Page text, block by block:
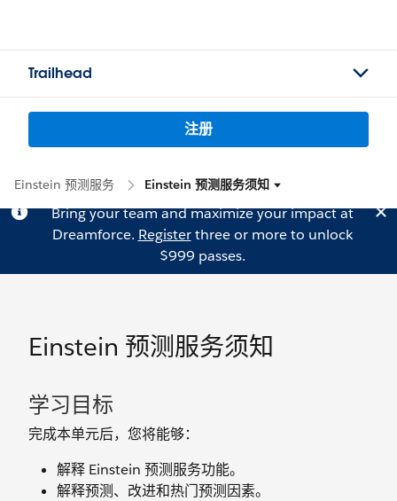
Trailhead
注册
Einstein 预测服务 Einstein 预测服务须知
Bring your team and maximize your impact at
Dreamforce. Registerthree or more to unlock
$999 passes.
Einstein 预测服务须知
学习目标
完成本单元后，您将能够：
解释 Einstein 预测服务功能。
解释预测、改进和热门预测因素。